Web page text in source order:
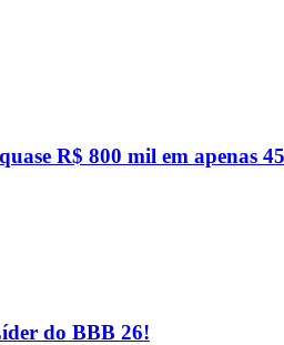
R$ 800 mil em apenas
do BBB 26!